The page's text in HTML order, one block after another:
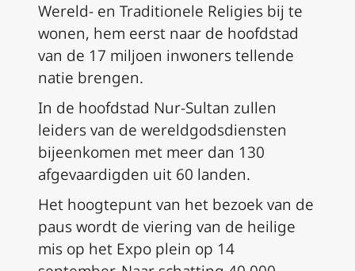
Wereld- en Traditionele Religies bij te
wonen, hem eerst naar de hoofdstad
van de 17 miljoen inwoners tellende
natie brengen.
In de hoofdstad Nur-Sultan zullen
leiders van de wereldgodsdiensten
bijeenkomen met meer dan 130
afgevaardigden uit 60 landen.
Het hoogtepunt van het bezoek van de
paus wordt de viering van de heilige
mis op het Expo plein op 14